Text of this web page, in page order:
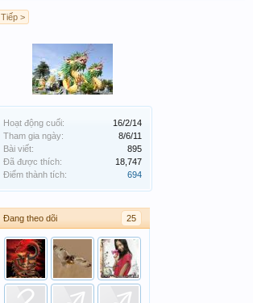
Hoạt động cuối:
16/2/14
Tham gia ngày:
8/6/11
Bài viết:
895
Đã được thích:
18,747
Điểm thành tích:
694
Đang theo dõi 25
Tiếp >